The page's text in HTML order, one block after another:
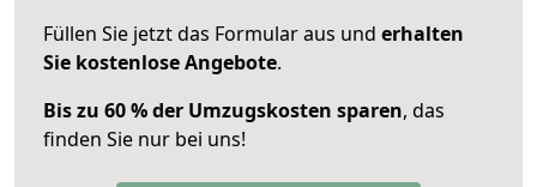
Füllen Sie jetzt das Formular aus und erhalten
Sie kostenlose Angebote.
Bis zu 60 % der Umzugskosten sparen, das
finden Sie nur bei uns!